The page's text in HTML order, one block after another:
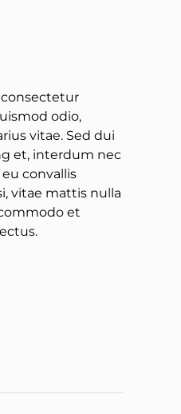
odio,
vitae. Sed dui
et, interdum nec
convallis
vitae mattis nulla
et